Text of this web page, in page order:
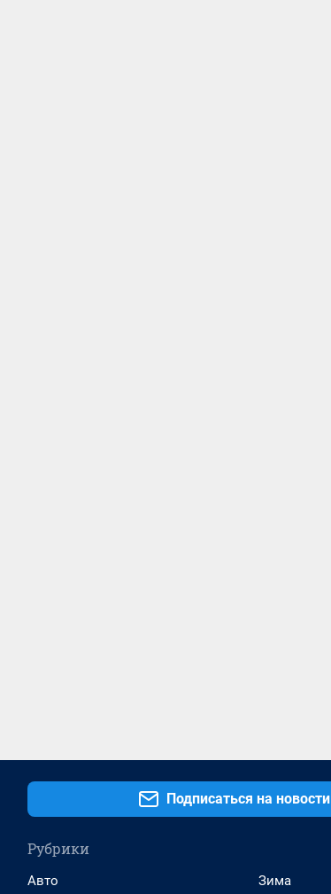
Подписаться на новости
Рубрики
Авто Зима